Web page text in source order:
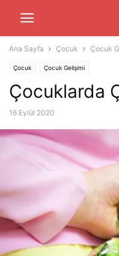
Ana Sayfa Çocuk Çocuk
Çocuk Çocuk Gelişimi
Çocuklarda
16 Eylül 2020